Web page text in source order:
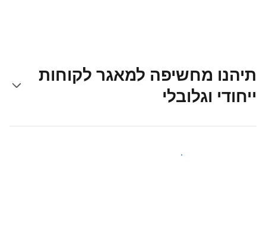
תיהנו מחשיפה למאגר לקוחות
ייחודי וגלובלי
קבלו חשיפה בפני אורחים חדשים